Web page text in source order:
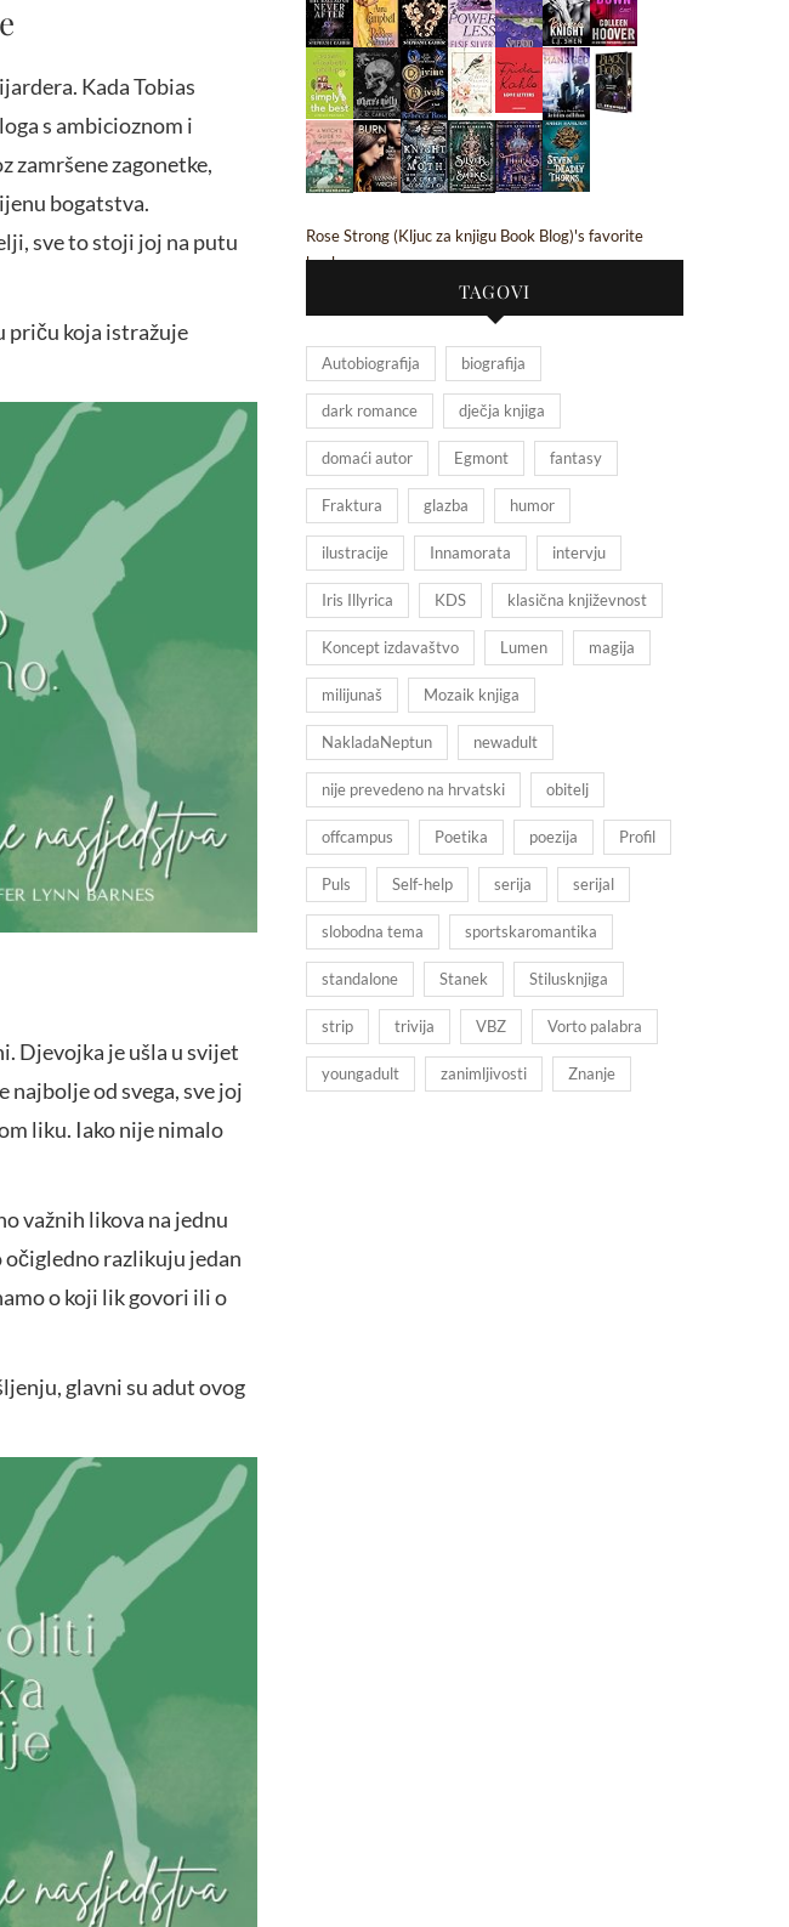
Kada Tobias
s ambicioznom i
zamršene zagonetke,
bogatstva.
sve to stoji joj na putu
priču koja istražuje
Djevojka je ušla u svijet
najbolje od svega, sve joj
liku. Iako nije nimalo
važnih likova na jednu
razlikuju jedan
o koji lik govori ili o
glavni su adut ovog
Rose Strong (Kljuc za knjigu Book Blog)'s favorite
books »
TAGOVI
Autobiografija biografija
dark romance dječja knjiga
domaći autor Egmont fantasy
Fraktura glazba humor
ilustracije Innamorata intervju
Iris Illyrica KDS klasična književnost
Koncept izdavaštvo Lumen magija
milijunaš Mozaik knjiga
NakladaNeptun newadult
nije prevedeno na hrvatski obitelj
offcampus Poetika poezija Profil
Puls Self-help serija serijal
slobodna tema sportskaromantika
standalone Stanek Stilusknjiga
strip trivija VBZ Vorto palabra
youngadult zanimljivosti Znanje